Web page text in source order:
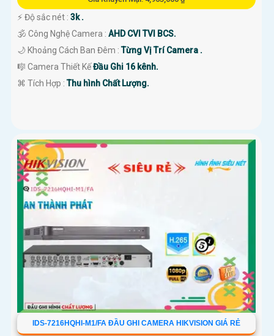
️⚡ Độ sắc nét : 3k .
🕉️ Công Nghệ Camera : AHD CVI TVI BCS.
🌙 Khoảng Cách Ban Đêm :Từng Vị Trí Camera .
🎼️ Camera Thiết KếĐầu Ghi 16 kênh.
️⌘ Tích Hợp :Thu hình Chất Lượng.
IDS-7216HQHI-M1/FA ĐẦU GHI CAMERA HIKVISION GIÁ RẺ